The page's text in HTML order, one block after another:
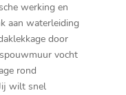
werking en
aan waterleiding
door
vocht
rond
wilt snel